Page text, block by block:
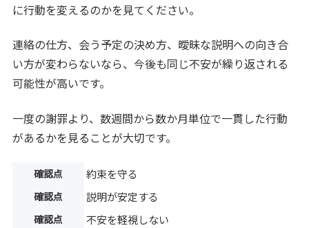
に行動を変えるのかを見てください。
連絡の仕方、会う予定の決め方、曖昧な説明への向き合
い方が変わらないなら、今後も同じ不安が繰り返される
可能性が高いです。
一度の謝罪より、数週間から数か月単位で一貫した行動
があるかを見ることが大切です。
確認点 約束を守る
確認点 説明が安定する
確認点 不安を軽視しない